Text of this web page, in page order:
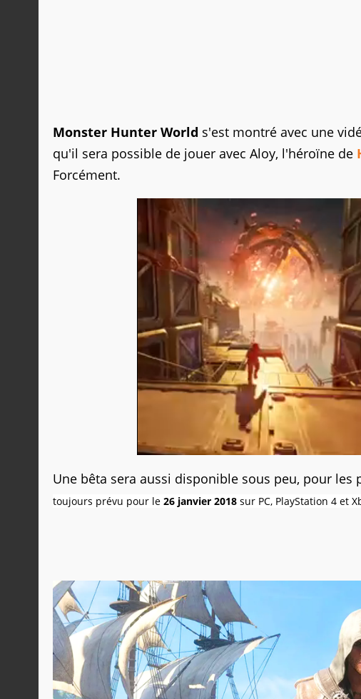
Monster Hunter World s'est montré avec une
qu'il sera possible de jouer avec Aloy, l'héroïne de
Forcément.
Une bêta sera aussi disponible sous peu, pour les
toujours prévu pour le 26 janvier 2018 sur PC, PlayStation 4 et